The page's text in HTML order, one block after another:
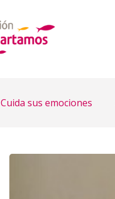
Cuida sus emociones